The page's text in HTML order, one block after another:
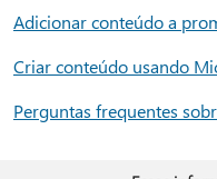
Adicionar conteúdo a
Criar conteúdo usando
Perguntas frequentes